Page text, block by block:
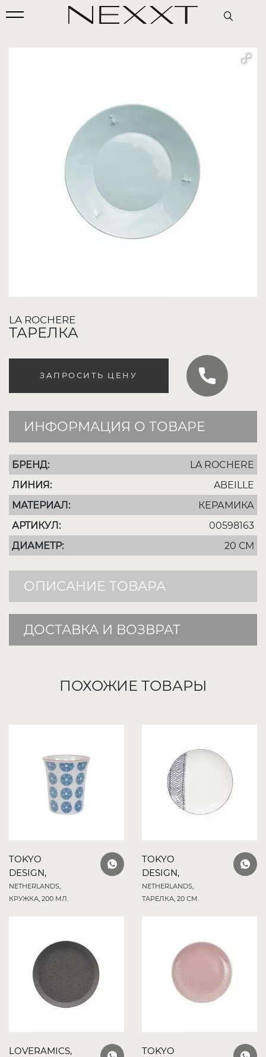
LA ROCHERE
ТАРЕЛКА
ЗАПРОСИТЬ ЦЕНУ
ИНФОРМАЦИЯ О ТОВАРЕ
БРЕНД:
LA ROCHERE
ЛИНИЯ:
ABEILLE
МАТЕРИАЛ:
КЕРАМИКА
АРТИКУЛ:
00598163
ДИАМЕТР:
20 СМ
ОПИСАНИЕ ТОВАРА
ДОСТАВКА И ВОЗВРАТ
ПОХОЖИЕ ТОВАРЫ
TOKYO
DESIGN,
NETHERLANDS,
КРУЖКА, 200 МЛ.
TOKYO
DESIGN,
NETHERLANDS,
ТАРЕЛКА, 20 СМ.
LOVERAMICS,
TOKYO